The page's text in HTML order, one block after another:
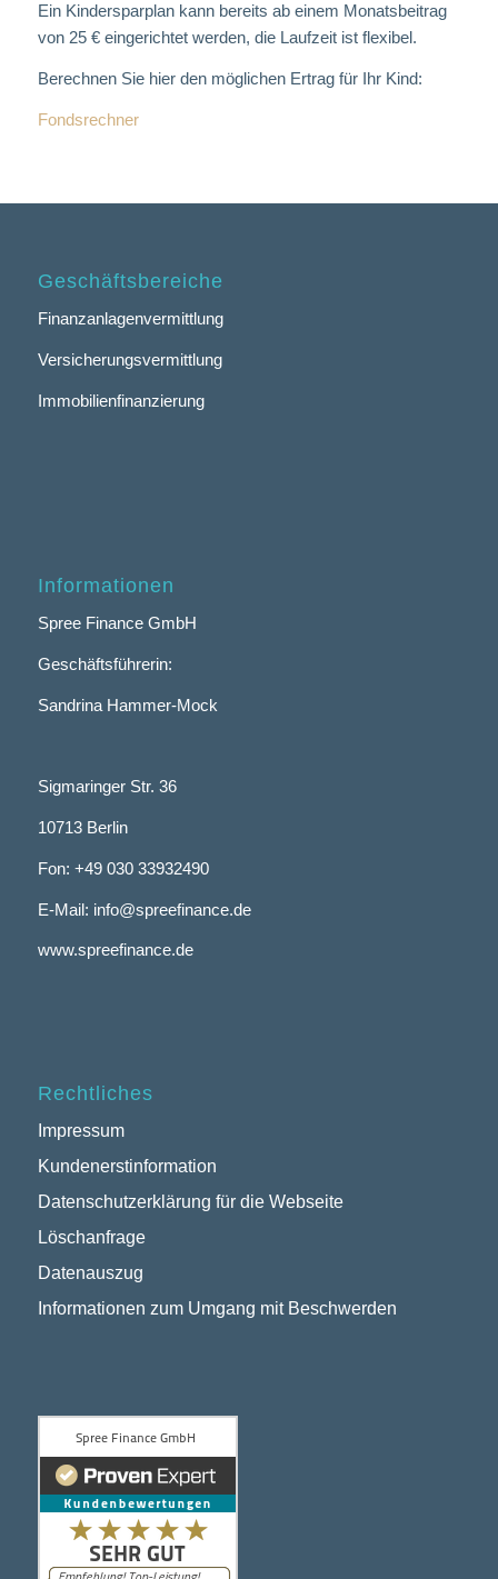
Ein Kindersparplan kann bereits ab einem Monatsbeitrag
von 25 € eingerichtet werden, die Laufzeit ist flexibel.
Berechnen Sie hier den möglichen Ertrag für Ihr Kind:
Fondsrechner
Geschäftsbereiche
Finanzanlagenvermittlung
Versicherungsvermittlung
Immobilienfinanzierung
Informationen
Spree Finance GmbH
Geschäftsführerin:
Sandrina Hammer-Mock
Sigmaringer Str. 36
10713 Berlin
Fon: +49 030 33932490
E-Mail: info@spreefinance.de
www.spreefinance.de
Rechtliches
Impressum
Kundenerstinformation
Datenschutzerklärung für die Webseite
Löschanfrage
Datenauszug
Informationen zum Umgang mit Beschwerden